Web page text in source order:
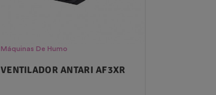
Máquinas De Humo
VENTILADOR ANTARI AF3XR